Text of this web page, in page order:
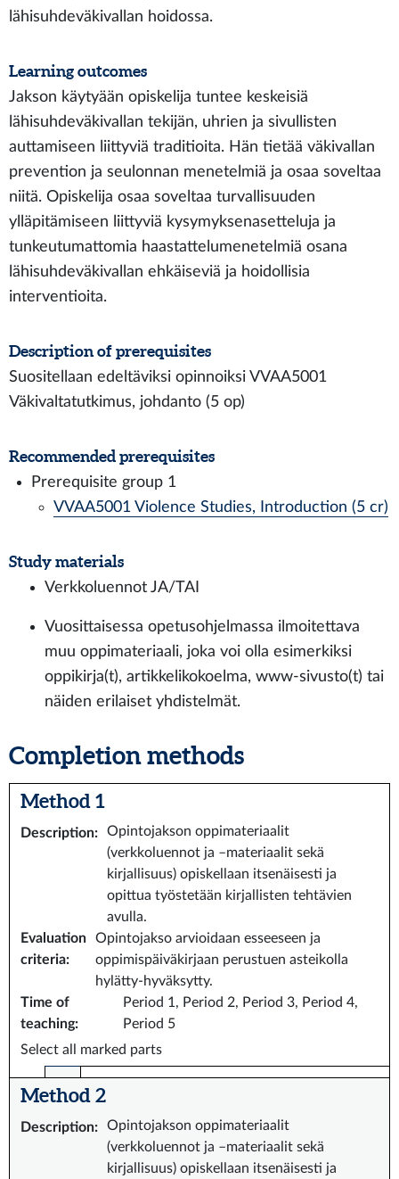
lähisuhdeväkivallan hoidossa.
Learning outcomes
Jakson käytyään opiskelija tuntee keskeisiä
lähisuhdeväkivallan tekijän, uhrien ja sivullisten
auttamiseen liittyviä traditioita. Hän tietää väkivallan
prevention ja seulonnan menetelmiä ja osaa soveltaa
niitä. Opiskelija osaa soveltaa turvallisuuden
ylläpitämiseen liittyviä kysymyksenasetteluja ja
tunkeutumattomia haastattelumenetelmiä osana
lähisuhdeväkivallan ehkäiseviä ja hoidollisia
interventioita.
Description of prerequisites
Suositellaan edeltäviksi opinnoiksi VVAA5001
Väkivaltatutkimus, johdanto (5 op)
Recommended prerequisites
Prerequisite group 1
VVAA5001 Violence Studies, Introduction (5 cr)
Study materials
Verkkoluennot JA/TAI
Vuosittaisessa opetusohjelmassa ilmoitettava
muu oppimateriaali, joka voi olla esimerkiksi
oppikirja(t), artikkelikokoelma, www-sivusto(t) tai
näiden erilaiset yhdistelmät.
Completion methods
Method 1
Description:
Opintojakson oppimateriaalit
(verkkoluennot ja –materiaalit sekä
kirjallisuus) opiskellaan itsenäisesti ja
opittua työstetään kirjallisten tehtävien
avulla.
Evaluation
criteria:
Opintojakso arvioidaan esseeseen ja
oppimispäiväkirjaan perustuen asteikolla
hylätty-hyväksytty.
Time of
teaching:
Period 1, Period 2, Period 3, Period 4,
Period 5
Select all marked parts
Method 2
Description:
Opintojakson oppimateriaalit
(verkkoluennot ja –materiaalit sekä
kirjallisuus) opiskellaan itsenäisesti ja